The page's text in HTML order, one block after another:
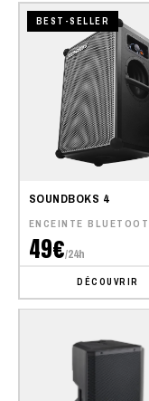
BEST-SELLER
SOUNDBOKS 4
ENCEINTE
49€/24h
DÉCOUVRIR